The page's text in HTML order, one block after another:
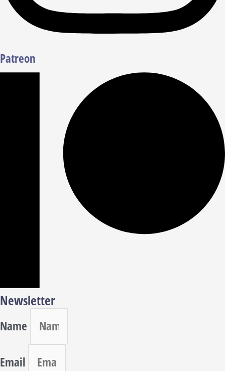
Patreon
Newsletter
Name
Email